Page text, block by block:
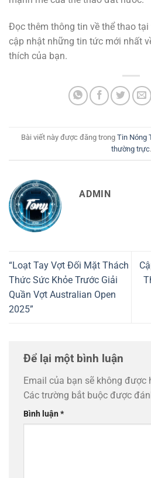
Đọc thêm thông tin về thể thao tại
cập nhật những tin tức mới nhất
thích của bạn.
Bài viết này được đăng trong Tin Nóng
thường trực.
ADMIN
“Loạt Tay Vợt Đối Mặt Thách
Thức Sức Khỏe Trước Giải
Quần Vợt Australian Open
2025”
Để lại một bình luận
Email của bạn sẽ không được
Các trường bắt buộc được
Bình luận*